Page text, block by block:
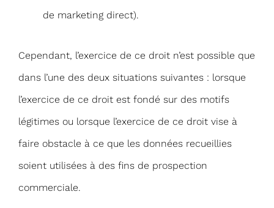
de marketing direct).
Cependant, l’exercice de ce droit n’est possible que
dans l’une des deux situations suivantes : lorsque
l’exercice de ce droit est fondé sur des motifs
légitimes ou lorsque l’exercice de ce droit vise à
faire obstacle à ce que les données recueillies
soient utilisées à des fins de prospection
commerciale.